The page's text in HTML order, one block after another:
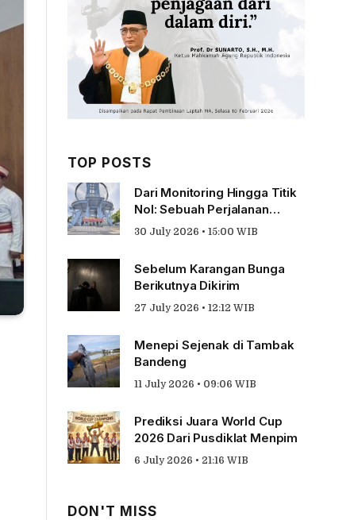
TOP POSTS
Dari Monitoring Hingga Titik
Nol: Sebuah Perjalanan
Tentang Pengabdian
30 July 2026 • 15:00 WIB
Sebelum Karangan Bunga
Berikutnya Dikirim
27 July 2026 • 12:12 WIB
Menepi Sejenak di Tambak
Bandeng
11 July 2026 • 09:06 WIB
Prediksi Juara World Cup
2026 Dari Pusdiklat Menpim
6 July 2026 • 21:16 WIB
DON'T MISS